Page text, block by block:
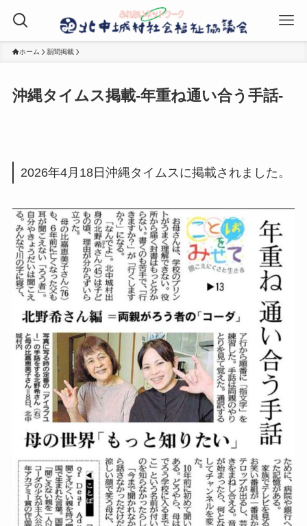
ホーム 新聞掲載
沖縄タイムス掲載-年重ね通い合う手話-
2026年4月18日沖縄タイムスに掲載されました。